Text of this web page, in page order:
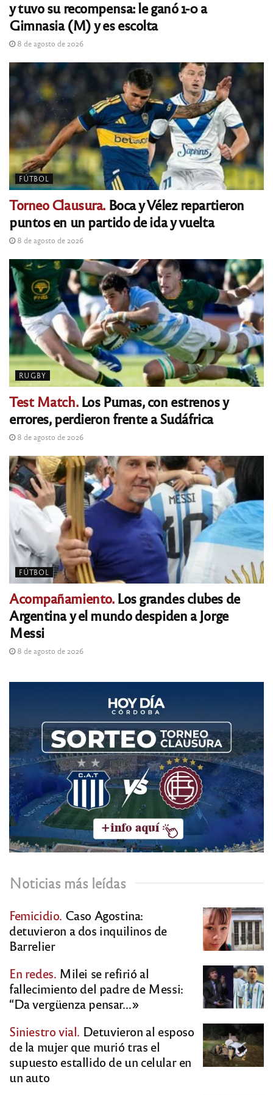
y tuvo su recompensa: le ganó 1-0 a
Gimnasia (M) y es escolta
8 de agosto de 2026
FÚTBOL
Torneo Clausura.Boca y Vélez repartieron
puntos en un partido de ida y vuelta
8 de agosto de 2026
RUGBY
Test Match.Los Pumas, con estrenos y
errores, perdieron frente a Sudáfrica
8 de agosto de 2026
FÚTBOL
Acompañamiento.Los grandes clubes de
Argentina y el mundo despiden a Jorge
Messi
8 de agosto de 2026
Noticias más leídas
Femicidio. Caso Agostina:
detuvieron a dos inquilinos de
Barrelier
En redes. Milei se refirió al
fallecimiento del padre de Messi:
“Da vergüenza pensar…»
Siniestro vial. Detuvieron al esposo
de la mujer que murió tras el
supuesto estallido de un celular en
un auto